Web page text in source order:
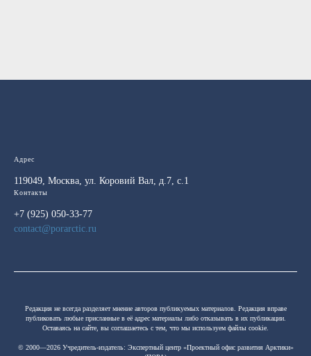
Адрес
119049, Москва, ул. Коровий Вал, д.7, с.1
Контакты
+7 (925) 050-33-77
contact@porarctic.ru
Редакция не всегда разделяет мнение авторов публикуемых материалов. Редакция вправе
публиковать любые присланные в её адрес материалы либо отказывать в их публикации.
Оставаясь на сайте, вы соглашаетесь с тем, что мы используем файлы cookie.
© 2000—2026 Учредитель-издатель: Экспертный центр «Проектный офис развития Арктики»